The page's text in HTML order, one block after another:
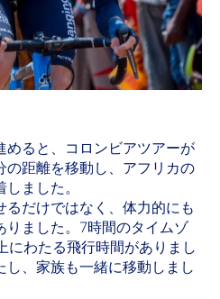
めると、コロンビアツアーが
距離を移動し、アフリカの
ました。
だけではなく、体力的にも
ました。7時間のタイムゾ
にわたる飛行時間がありまし
、家族も一緒に移動しまし